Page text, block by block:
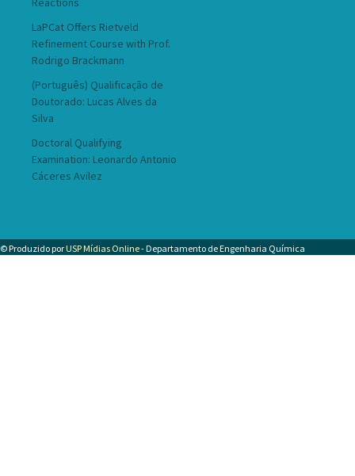
LaPCat Offers Rietveld
Refinement Course with Prof.
Rodrigo Brackmann
(Português) Qualificação de
Doutorado: Lucas Alves da
Silva
Doctoral Qualifying
Examination: Leonardo Antonio
Cáceres Avilez
© Produzido por USP Mídias Online- Departamento de Engenharia Química